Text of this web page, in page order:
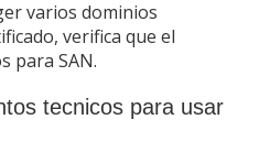
varios dominios
verifica que el
para SAN.
tecnicos para usar